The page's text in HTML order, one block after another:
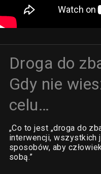
Droga do
Gdy nie
celu…
„Co to jest „droga do
interwencji, wszystkich
sposobów, aby
sobą.”